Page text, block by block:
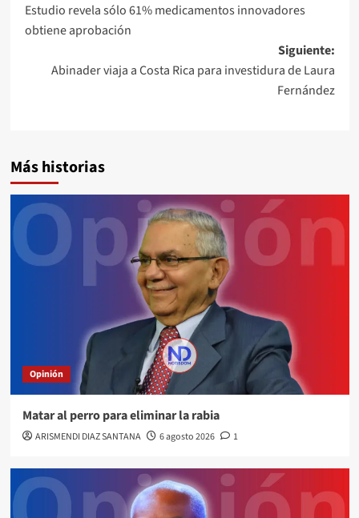
Estudio revela sólo 61% medicamentos innovadores
obtiene aprobación
Siguiente:
Abinader viaja a Costa Rica para investidura de Laura
Fernández
Más historias
Opinión
Matar al perro para eliminar la rabia
ARISMENDI DIAZ SANTANA 6 agosto 2026 1